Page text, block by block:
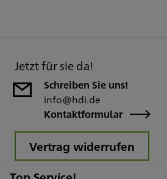
Jetzt für sie da!
Schreiben Sie uns!
info@hdi.de
Kontaktformular
Vertrag widerrufen